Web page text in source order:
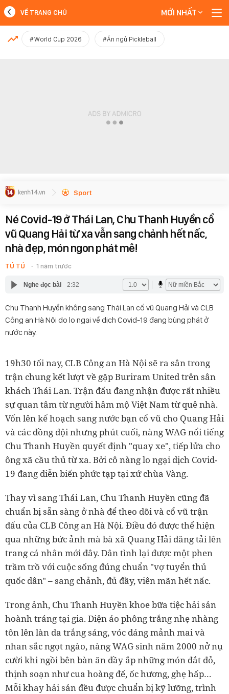
MỚI NHẤT
VỀ TRANG CHỦ MỚI NHẤT
#World Cup 2026 #Ăn ngủ Pickleball
Sport
Né Covid-19 ở Thái Lan, Chu Thanh Huyền cổ
vũ Quang Hải từ xa vẫn sang chảnh hết nấc,
nhà đẹp, món ngon phát mê!
TÚ TÚ 1 năm trước
Nghe đọc bài 2:32
Chu Thanh Huyền không sang Thái Lan cổ vũ Quang Hải và CLB
Công an Hà Nội do lo ngại về dịch Covid-19 đang bùng phát ở
nước này.
19h30 tối nay, CLB Công an Hà Nội sẽ ra sân trong
trận chung kết lượt về gặp Buriram United trên sân
khách Thái Lan. Trận đấu đang nhận được rất nhiều
sự quan tâm từ người hâm mộ Việt Nam từ quê nhà.
Vốn lên kế hoạch sang nước bạn cổ vũ cho Quang Hải
và các đồng đội nhưng phút cuối, nàng WAG nổi tiếng
Chu Thanh Huyền quyết định "quay xe", tiếp lửa cho
ông xã cầu thủ từ xa. Bởi cô nàng lo ngại dịch Covid-
19 đang diễn biến phức tạp tại xứ chùa Vàng.
Thay vì sang Thái Lan, Chu Thanh Huyền cũng đã
chuẩn bị sẵn sàng ở nhà để theo dõi và cổ vũ trận
đấu của CLB Công an Hà Nội. Điều đó được thể hiện
qua những bức ảnh mà bà xã Quang Hải đăng tải lên
trang cá nhân mới đây. Dân tình lại được một phen
trầm trồ với cuộc sống đúng chuẩn "vợ tuyển thủ
quốc dân" – sang chảnh, đủ đầy, viên mãn hết nấc.
Trong ảnh, Chu Thanh Huyền khoe bữa tiệc hải sản
hoành tráng tại gia. Diện áo phông trắng nhẹ nhàng
tôn lên làn da trắng sáng, vóc dáng mảnh mai và
nhan sắc ngọt ngào, nàng WAG sinh năm 2000 nở nụ
cười khi ngồi bên bàn ăn đầy ắp những món đắt đỏ,
thịnh soạn như cua hoàng đế, ốc hương, ghẹ hấp…
Mỗi khay hải sản đều được chuẩn bị kỹ lưỡng, trình